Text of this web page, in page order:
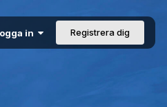
in Registrera dig